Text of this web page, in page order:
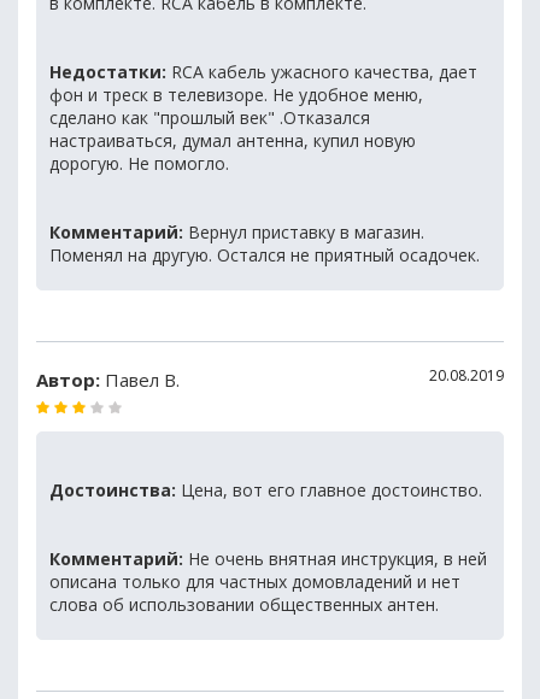
Недостатки: RCA кабель ужасного качества, дает
фон и треск в телевизоре. Не удобное меню,
сделано как "прошлый век" .Отказался
настраиваться, думал антенна, купил новую
дорогую. Не помогло.
Комментарий: Вернул приставку в магазин.
Поменял на другую. Остался не приятный осадочек.
Автор: Павел В. 20.08.2019
Достоинства: Цена, вот его главное достоинство.
Комментарий: Не очень внятная инструкция, в ней
описана только для частных домовладений и нет
слова об использовании общественных антен.